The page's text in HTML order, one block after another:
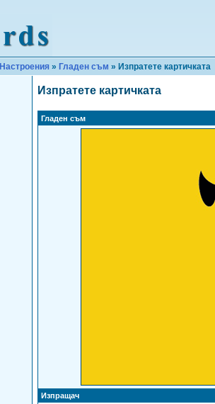
Настроения » Гладен съм » Изпратете картичката
Изпратете картичката
Гладен съм
Изпращач